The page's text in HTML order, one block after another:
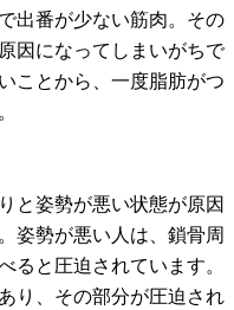
出番が少ない筋肉。その
因になってしまいがちで
ことから、一度脂肪がつ
と姿勢が悪い状態が原因
姿勢が悪い人は、鎖骨周
ると圧迫されています。
り、その部分が圧迫され